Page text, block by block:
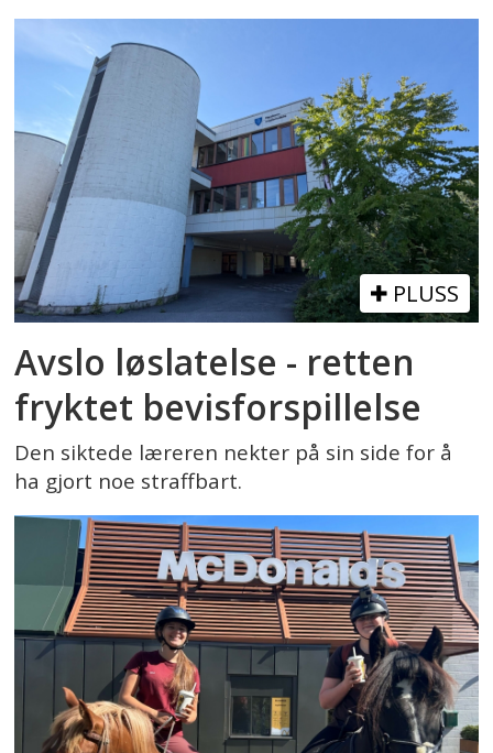
PLUSS
Avslo løslatelse - retten
fryktet bevisforspillelse
Den siktede læreren nekter på sin side for å
ha gjort noe straffbart.